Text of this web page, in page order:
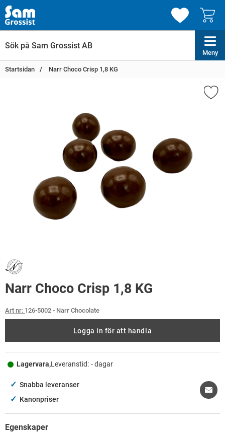
Meny
Startsidan Narr Choco Crisp 1,8 KG
Narr Choco Crisp 1,8 KG
Art nr: 126-5002 - Narr Chocolate
Logga in för att handla
Lagervara,Leveranstid: - dagar
✓ Snabba leveranser
✓ Kanonpriser
Egenskaper